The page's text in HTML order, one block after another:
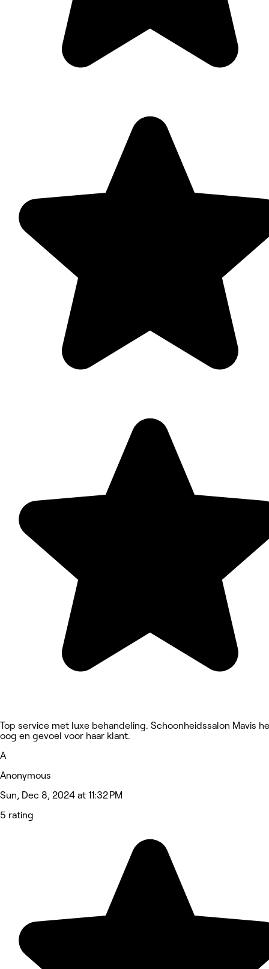
Top service met luxe behandeling. Schoonheidssalon Mavis
oog en gevoel voor haar klant.
A
Anonymous
Sun, Dec 8, 2024 at 11:32 PM
5 rating